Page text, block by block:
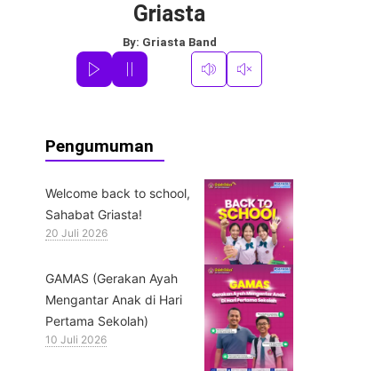
Griasta
By: Griasta Band
Pengumuman
Welcome back to school,
Sahabat Griasta!
20 Juli 2026
GAMAS (Gerakan Ayah
Mengantar Anak di Hari
Pertama Sekolah)
10 Juli 2026